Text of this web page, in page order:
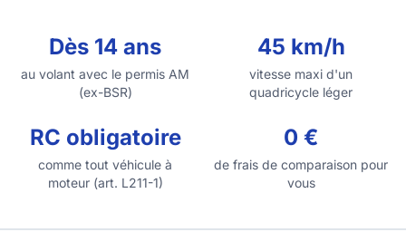
Dès 14 ans
au volant avec le permis AM
(ex-BSR)
45 km/h
vitesse maxi d'un
quadricycle léger
RC obligatoire
comme tout véhicule à
moteur (art. L211-1)
0 €
de frais de comparaison pour
vous